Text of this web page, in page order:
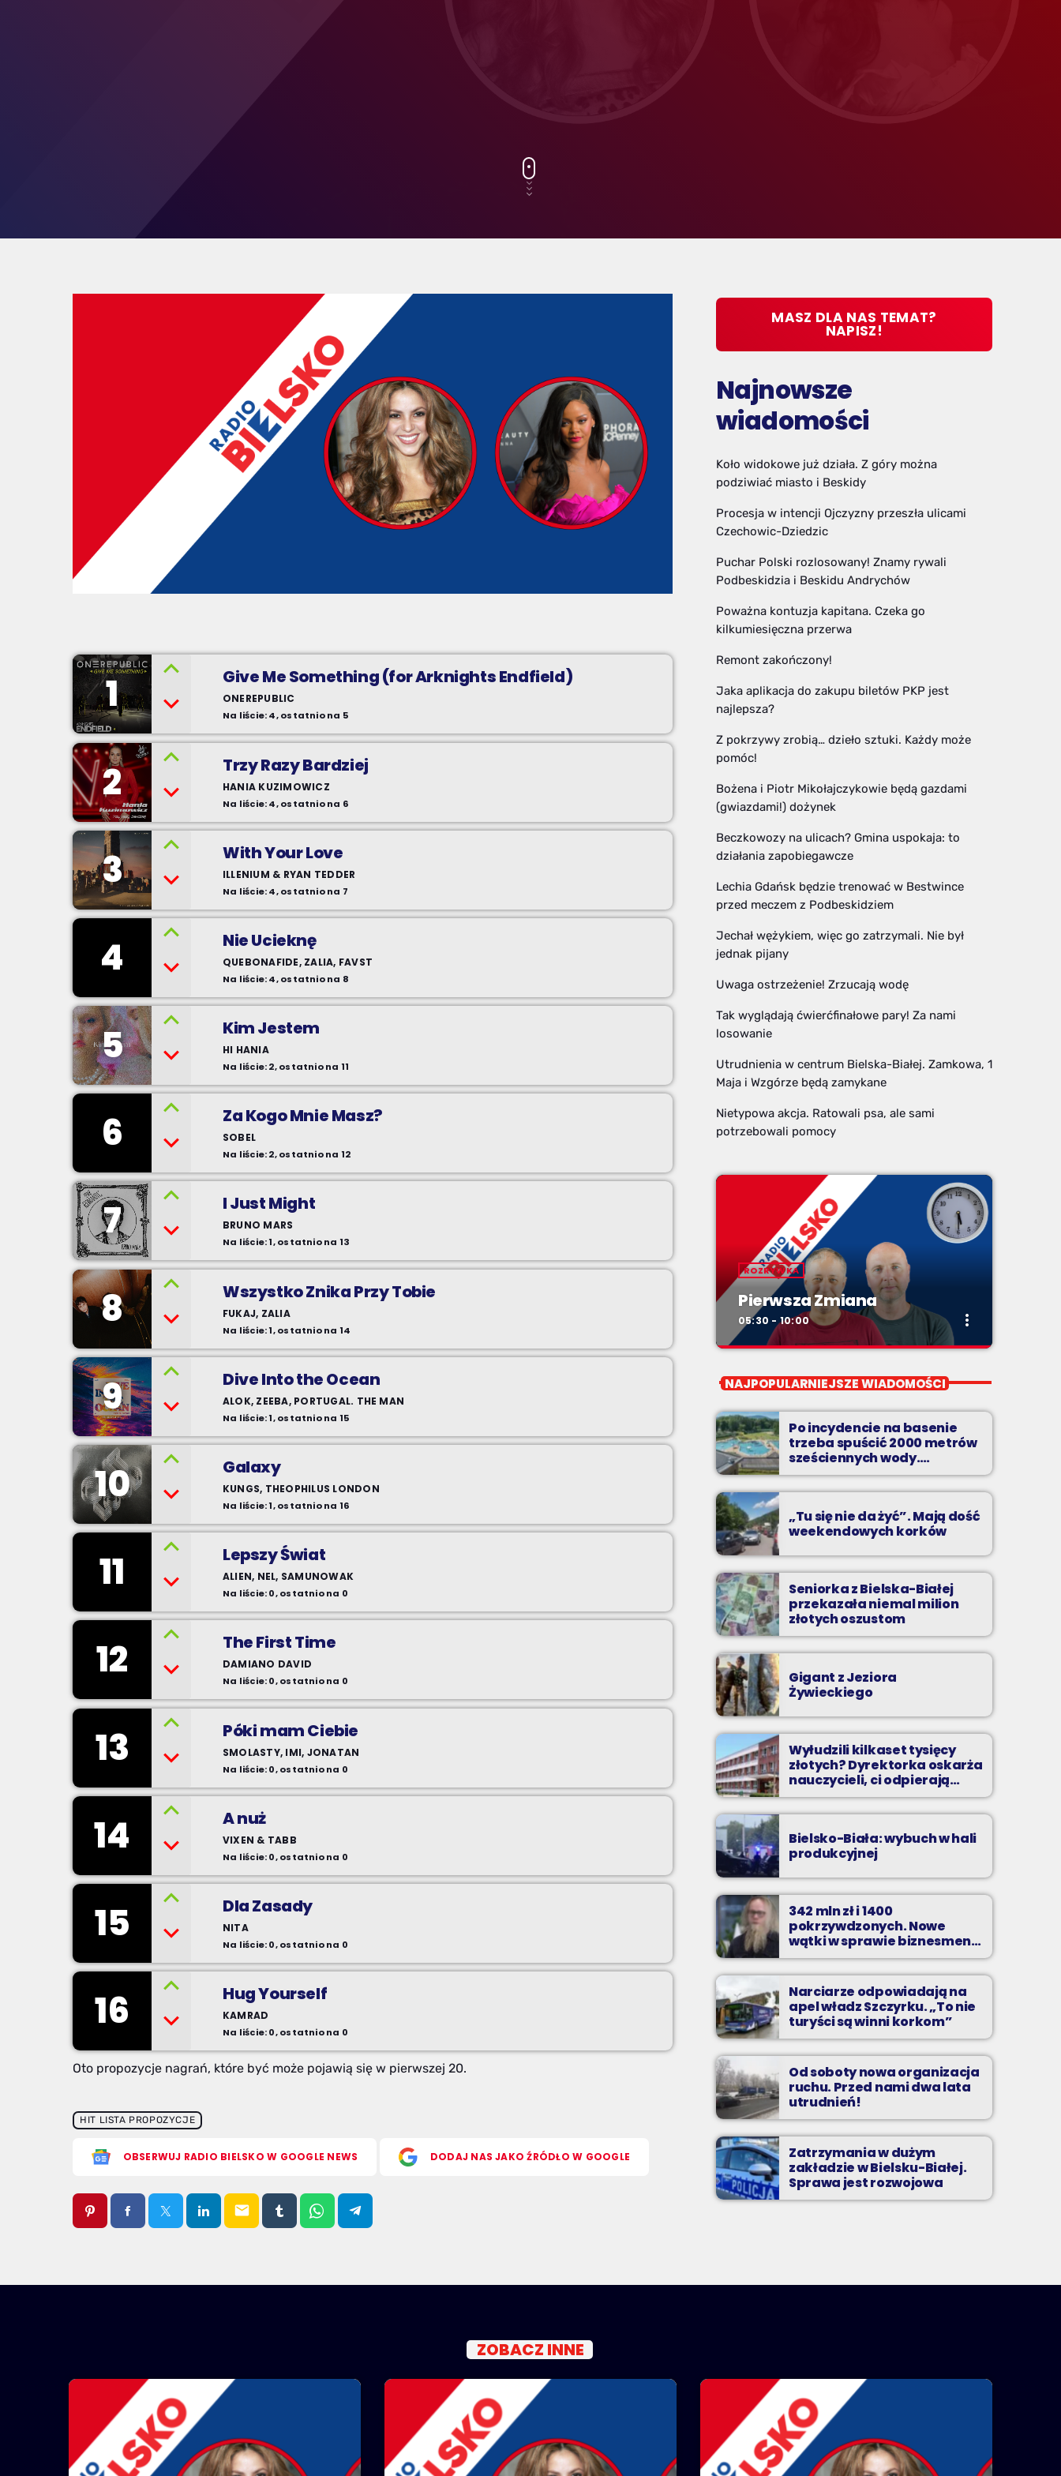
1 Give Me Something (for Arknights Endfield)
ONEREPUBLIC
Na liście: 4, ostatnio na 5
2 Trzy Razy Bardziej
HANIA KUZIMOWICZ
Na liście: 4, ostatnio na 6
3 With Your Love
ILLENIUM & RYAN TEDDER
Na liście: 4, ostatnio na 7
4 Nie Ucieknę
QUEBONAFIDE, ZALIA, FAVST
Na liście: 4, ostatnio na 8
5 Kim Jestem
HI HANIA
Na liście: 2, ostatnio na 11
6 Za Kogo Mnie Masz?
SOBEL
Na liście: 2, ostatnio na 12
7 I Just Might
BRUNO MARS
Na liście: 1, ostatnio na 13
8 Wszystko Znika Przy Tobie
FUKAJ, ZALIA
Na liście: 1, ostatnio na 14
9 Dive Into the Ocean
ALOK, ZEEBA, PORTUGAL. THE MAN
Na liście: 1, ostatnio na 15
10 Galaxy
KUNGS, THEOPHILUS LONDON
Na liście: 1, ostatnio na 16
11 Lepszy Świat
ALIEN, NEL, SAMUNOWAK
Na liście: 0, ostatnio na 0
12 The First Time
DAMIANO DAVID
Na liście: 0, ostatnio na 0
13 Póki mam Ciebie
SMOLASTY, IMI, JONATAN
Na liście: 0, ostatnio na 0
14 A nuż
VIXEN & TABB
Na liście: 0, ostatnio na 0
15 Dla Zasady
NITA
Na liście: 0, ostatnio na 0
16 Hug Yourself
KAMRAD
Na liście: 0, ostatnio na 0
Oto propozycje nagrań, które być może pojawią się w pierwszej 20.
HIT LISTA PROPOZYCJE
OBSERWUJ RADIO BIELSKO W GOOGLE NEWS DODAJ NAS JAKO ŹRÓDŁO W GOOGLE
email
MASZ DLA NAS TEMAT?
NAPISZ!
Najnowsze
wiadomości
Koło widokowe już działa. Z góry można
podziwiać miasto i Beskidy
Procesja w intencji Ojczyzny przeszła ulicami
Czechowic-Dziedzic
Puchar Polski rozlosowany! Znamy rywali
Podbeskidzia i Beskidu Andrychów
Poważna kontuzja kapitana. Czeka go
kilkumiesięczna przerwa
Remont zakończony!
Jaka aplikacja do zakupu biletów PKP jest
najlepsza?
Z pokrzywy zrobią… dzieło sztuki. Każdy może
pomóc!
Bożena i Piotr Mikołajczykowie będą gazdami
(gwiazdami!) dożynek
Beczkowozy na ulicach? Gmina uspokaja: to
działania zapobiegawcze
Lechia Gdańsk będzie trenować w Bestwince
przed meczem z Podbeskidziem
Jechał wężykiem, więc go zatrzymali. Nie był
jednak pijany
Uwaga ostrzeżenie! Zrzucają wodę
Tak wyglądają ćwierćfinałowe pary! Za nami
losowanie
Utrudnienia w centrum Bielska-Białej. Zamkowa, 1
Maja i Wzgórze będą zamykane
Nietypowa akcja. Ratowali psa, ale sami
potrzebowali pomocy
ROZRYWKA
Pierwsza Zmiana
05:30 - 10:00 more_vert
Pierwsza Zmiana
Codziennie od poniedziałku do piątku od 5:30
do 10.
NAJPOPULARNIEJSZE WIADOMOŚCI
Po incydencie na basenie
trzeba spuścić 2000 metrów
sześciennych wody.
„Ogromne koszty i ogromna
praca”
„Tu się nie da żyć”. Mają dość
weekendowych korków
Seniorka z Bielska-Białej
przekazała niemal milion
złotych oszustom
Gigant z Jeziora
Żywieckiego
Wyłudzili kilkaset tysięcy
złotych? Dyrektorka oskarża
nauczycieli, ci odpierają
zarzuty
Bielsko-Biała: wybuch w hali
produkcyjnej
342 mln zł i 1400
pokrzywdzonych. Nowe
wątki w sprawie biznesmena
z Bielska-Białej
Narciarze odpowiadają na
apel władz Szczyrku. „To nie
turyści są winni korkom”
Od soboty nowa organizacja
ruchu. Przed nami dwa lata
utrudnień!
Zatrzymania w dużym
zakładzie w Bielsku-Białej.
Sprawa jest rozwojowa
ZOBACZ INNE